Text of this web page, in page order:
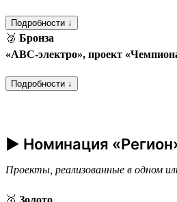
Подробности ↓
🥉 Бронза
«АВС-электро», проект
Подробности ↓
► Номинация
Проекты, реализованные в одном
🥇 Золото